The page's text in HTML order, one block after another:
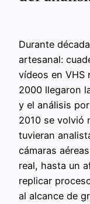
Durante
artesanal:
vídeos en VHS
2000 llegaron
y el análisis
2010 se volvió
tuvieran
cámaras
real, hasta un
replicar
al alcance de